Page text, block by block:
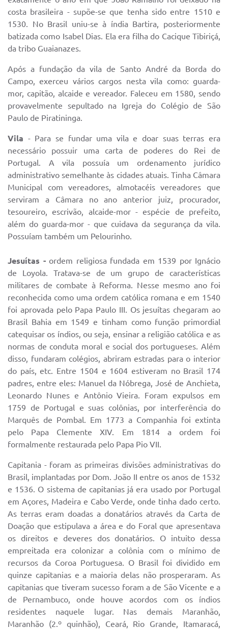
costa brasileira - supõe-se que tenha sido entre 1510 e
1530. No Brasil uniu-se à índia Bartira, posteriormente
batizada como Isabel Dias. Ela era filha do Cacique Tibiriçá,
da tribo Guaianazes.
Após a fundação da vila de Santo André da Borda do
Campo, exerceu vários cargos nesta vila como: guarda-
mor, capitão, alcaide e vereador. Faleceu em 1580, sendo
provavelmente sepultado na Igreja do Colégio de São
Paulo de Piratininga.
Vila - Para se fundar uma vila e doar suas terras era
necessário possuir uma carta de poderes do Rei de
Portugal. A vila possuía um ordenamento jurídico
administrativo semelhante às cidades atuais. Tinha Câmara
Municipal com vereadores, almotacéis vereadores que
serviram a Câmara no ano anterior juiz, procurador,
tesoureiro, escrivão, alcaide-mor - espécie de prefeito,
além do guarda-mor - que cuidava da segurança da vila.
Possuíam também um Pelourinho.
Jesuítas -ordem religiosa fundada em 1539 por Ignácio
de Loyola. Tratava-se de um grupo de características
militares de combate à Reforma. Nesse mesmo ano foi
reconhecida como uma ordem católica romana e em 1540
foi aprovada pelo Papa Paulo III. Os jesuítas chegaram ao
Brasil Bahia em 1549 e tinham como função primordial
catequisar os índios, ou seja, ensinar a religião católica e as
normas de conduta moral e social dos portugueses. Além
disso, fundaram colégios, abriram estradas para o interior
do país, etc. Entre 1504 e 1604 estiveram no Brasil 174
padres, entre eles: Manuel da Nóbrega, José de Anchieta,
Leonardo Nunes e Antônio Vieira. Foram expulsos em
1759 de Portugal e suas colônias, por interferência do
Marquês de Pombal. Em 1773 a Companhia foi extinta
pelo Papa Clemente XIV. Em 1814 a ordem foi
formalmente restaurada pelo Papa Pio VII.
Capitania - foram as primeiras divisões administrativas do
Brasil, implantadas por Dom. João II entre os anos de 1532
e 1536. O sistema de capitanias já era usado por Portugal
em Açores, Madeira e Cabo Verde, onde tinha dado certo.
As terras eram doadas a donatários através da Carta de
Doação que estipulava a área e do Foral que apresentava
os direitos e deveres dos donatários. O intuito dessa
empreitada era colonizar a colônia com o mínimo de
recursos da Coroa Portuguesa. O Brasil foi dividido em
quinze capitanias e a maioria delas não prosperaram. As
capitanias que tiveram sucesso foram a de São Vicente e a
de Pernambuco, onde houve acordos com os índios
residentes naquele lugar. Nas demais Maranhão,
Maranhão (2.º quinhão), Ceará, Rio Grande, Itamaracá,